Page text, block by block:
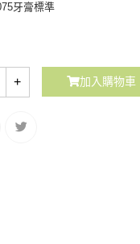
牙膏標準
+ 加入購物車